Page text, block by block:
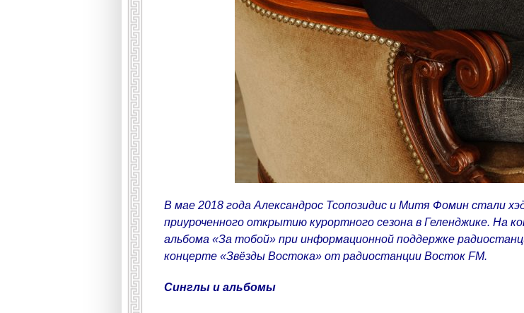
В мае 2018 года Александрос Тсопозидис и Митя Фомин стали
приуроченного открытию курортного сезона в Геленджике. На
альбома «За тобой» при информационной поддержке
концерте «Звёзды Востока» от радиостанции Восток FM.
Синглы и альбомы